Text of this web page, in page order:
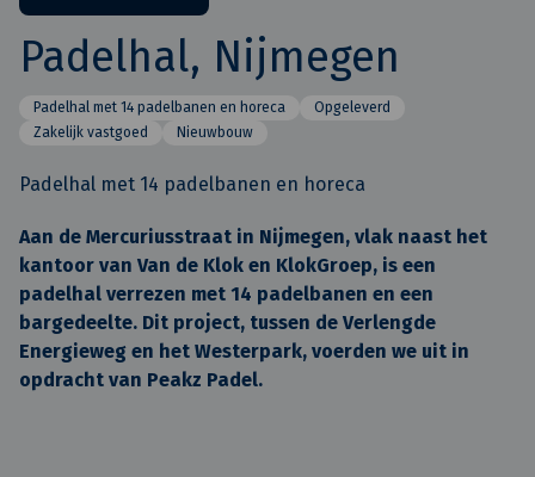
Padelhal, Nijmegen
Padelhal met 14 padelbanen en horeca
Opgeleverd
Zakelijk vastgoed
Nieuwbouw
Padelhal met 14 padelbanen en horeca
Aan de Mercuriusstraat in Nijmegen, vlak naast het
kantoor van Van de Klok en KlokGroep, is een
padelhal verrezen met 14 padelbanen en een
bargedeelte. Dit project, tussen de Verlengde
Energieweg en het Westerpark, voerden we uit in
opdracht van Peakz Padel.